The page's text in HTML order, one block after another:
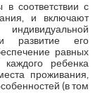
соответствии с
и включают
и развитие его
равных
ребенка
проживания,
(в том